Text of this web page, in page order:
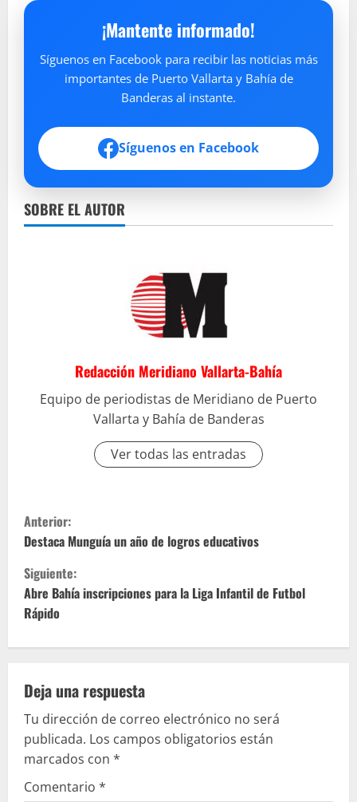
¡Mantente informado!
Síguenos en Facebook para recibir las noticias más
importantes de Puerto Vallarta y Bahía de
Banderas al instante.
Síguenos en Facebook
SOBRE EL AUTOR
Redacción Meridiano Vallarta-Bahía
Equipo de periodistas de Meridiano de Puerto
Vallarta y Bahía de Banderas
Ver todas las entradas
S
i
g
u
e
l
e
y
e
Anterior:
Destaca Munguía un año de logros educativos
Siguiente:
Abre Bahía inscripciones para la Liga Infantil de Futbol
Rápido
Deja una respuesta
Tu dirección de correo electrónico no será
publicada. Los campos obligatorios están
marcados con *
Comentario *